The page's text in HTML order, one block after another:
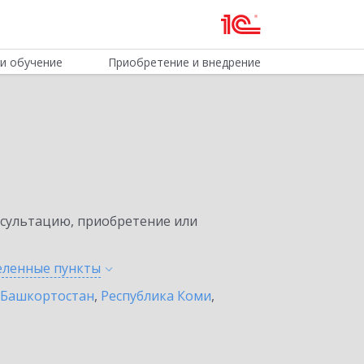
обучение Приобретение и внедрение
приобретение или
пункты
, Республика Коми,